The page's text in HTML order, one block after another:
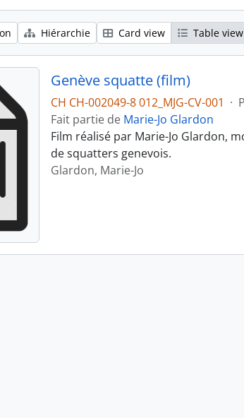
Hiérarchie Card view Table view
Genève squatte (film)
CH CH-002049-8 012_MJG-CV-001 ·
Fait partie de Marie-Jo Glardon
Film réalisé par Marie-Jo Glardon,
de squatters genevois.
Glardon, Marie-Jo